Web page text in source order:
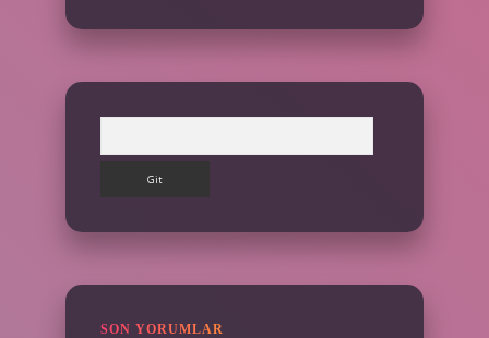
SON YORUMLAR